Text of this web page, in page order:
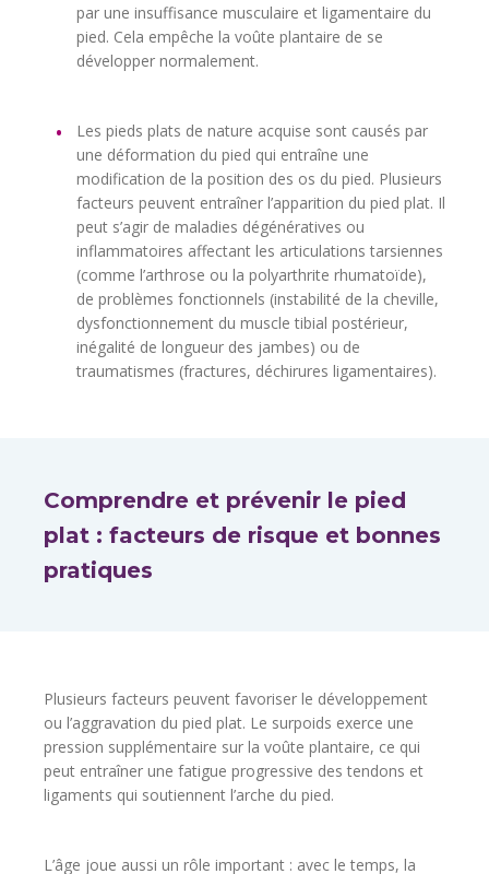
par une insuffisance musculaire et ligamentaire du
pied. Cela empêche la voûte plantaire de se
développer normalement.
Les pieds plats de nature acquise sont causés par
une déformation du pied qui entraîne une
modification de la position des os du pied. Plusieurs
facteurs peuvent entraîner l’apparition du pied plat. Il
peut s’agir de maladies dégénératives ou
inflammatoires affectant les articulations tarsiennes
(comme l’arthrose ou la polyarthrite rhumatoïde),
de problèmes fonctionnels (instabilité de la cheville,
dysfonctionnement du muscle tibial postérieur,
inégalité de longueur des jambes) ou de
traumatismes (fractures, déchirures ligamentaires).
Comprendre et prévenir le pied
plat : facteurs de risque et bonnes
pratiques
Plusieurs facteurs peuvent favoriser le développement
ou l’aggravation du pied plat. Le surpoids exerce une
pression supplémentaire sur la voûte plantaire, ce qui
peut entraîner une fatigue progressive des tendons et
ligaments qui soutiennent l’arche du pied.
L’âge joue aussi un rôle important : avec le temps, la